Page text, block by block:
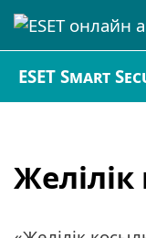
ESET Smart